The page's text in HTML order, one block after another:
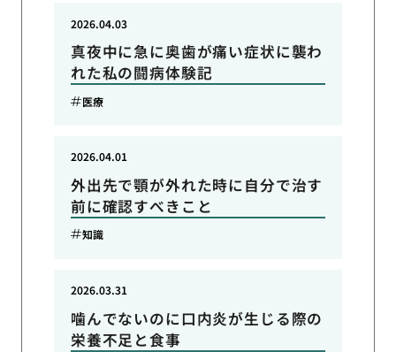
真夜中に急に奥歯が痛い症状に襲わ
れた私の闘病体験記
2026.04.03
医療
外出先で顎が外れた時に自分で治す
前に確認すべきこと
2026.04.01
知識
噛んでないのに口内炎が生じる際の
栄養不足と食事
2026.03.31